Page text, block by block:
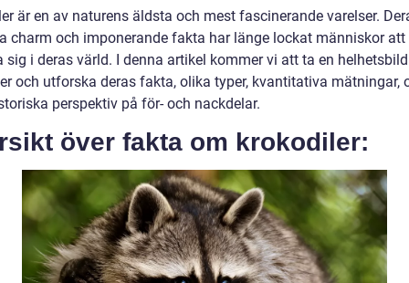
är en av naturens äldsta och mest fascinerande varelser.
charm och imponerande fakta har länge lockat människor att
sig i deras värld. I denna artikel kommer vi att ta en
och utforska deras fakta, olika typer, kvantitativa mätningar,
perspektiv på för- och nackdelar.
över fakta om krokodiler: